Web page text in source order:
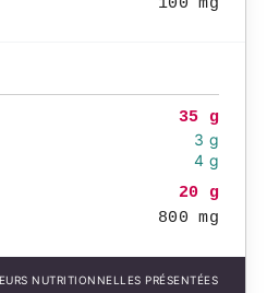
100 mg
35 g
3 g
4 g
20 g
800 mg
NUTRITIONNELLES PRÉSENTÉES